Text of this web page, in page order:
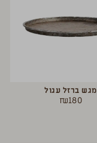
מגש ברזל עגול
₪180